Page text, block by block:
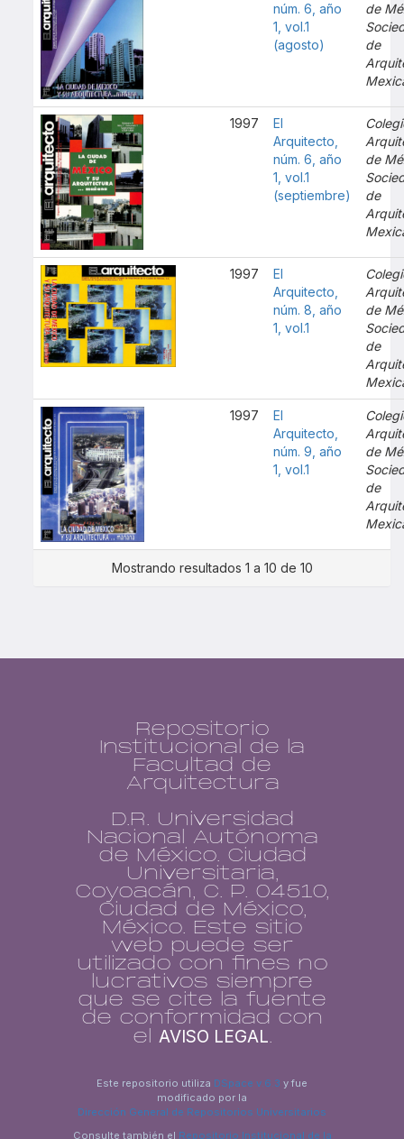
núm. 6, año
1, vol.1
(agosto)
de
de
1997
El
Arquitecto,
núm. 6, año
1, vol.1
(septiembre)
de
de
1997
El
Arquitecto,
núm. 8, año
1, vol.1
de
de
1997
El
Arquitecto,
núm. 9, año
1, vol.1
de
de
Mostrando resultados 1 a 10 de 10
Repositorio
Institucional de la
Facultad de
Arquitectura
D.R. Universidad
Nacional Autónoma
de México. Ciudad
Universitaria,
Coyoacán, C. P. 04510,
Ciudad de México,
México. Este sitio
web puede ser
utilizado con fines no
lucrativos siempre
que se cite la fuente
de conformidad con
el AVISO LEGAL.
Este repositorio utiliza DSpace v.6.3 y fue
modificado por la
Dirección General de Repositorios Universitarios
Consulte también el Repositorio Institucional de la